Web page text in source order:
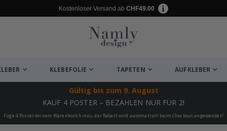
Kostenloser Versand ab CHF49.00
KLEBEFOLIE TAPETEN AUFKLEBER
Gültig bis zum 9. August
KAUF 4 POSTER – BEZAHLEN NUR FÜR 2!
Füge 4 Poster deinem Warenkorb hinzu, der Rabatt wird automatisch beim Checkout angewendet!